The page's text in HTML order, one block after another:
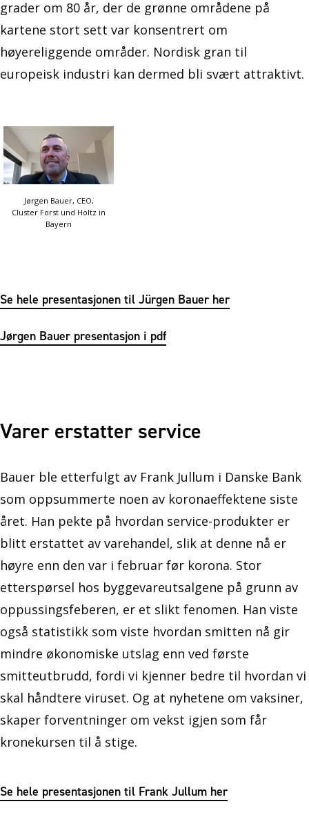
grader om 80 år, der de grønne områdene på
kartene stort sett var konsentrert om
høyereliggende områder. Nordisk gran til
europeisk industri kan dermed bli svært attraktivt.
Jørgen Bauer, CEO,
Cluster Forst und Holtz in
Bayern
Se hele presentasjonen til Jürgen Bauer her
Jørgen Bauer presentasjon i pdf
Varer erstatter service
Bauer ble etterfulgt av Frank Jullum i Danske Bank
som oppsummerte noen av koronaeffektene siste
året. Han pekte på hvordan service-produkter er
blitt erstattet av varehandel, slik at denne nå er
høyre enn den var i februar før korona. Stor
etterspørsel hos byggevareutsalgene på grunn av
oppussingsfeberen, er et slikt fenomen. Han viste
også statistikk som viste hvordan smitten nå gir
mindre økonomiske utslag enn ved første
smitteutbrudd, fordi vi kjenner bedre til hvordan vi
skal håndtere viruset. Og at nyhetene om vaksiner,
skaper forventninger om vekst igjen som får
kronekursen til å stige.
Se hele presentasjonen til Frank Jullum her